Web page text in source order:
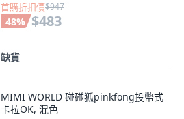
首購折扣價$947
48% $483
缺貨
MIMI WORLD 碰碰狐pinkfong投幣式
卡拉OK, 混色